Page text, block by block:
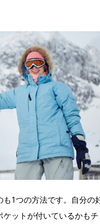
1つの方法です。自分
ットが付いているかもチ